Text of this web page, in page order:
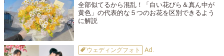
全部似てるから混乱！「白い花びら＆真ん中が
黄色」の代表的な５つのお花を区別できるよう
に解説
ウェディングフォト